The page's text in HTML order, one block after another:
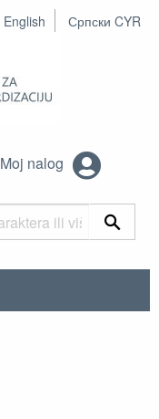
English Српски CYR
Moj nalog